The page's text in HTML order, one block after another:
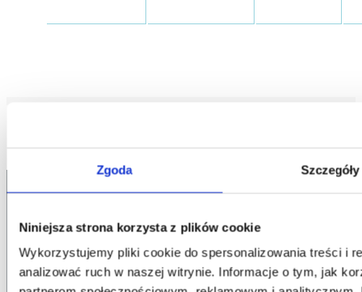
Zgoda Szczegóły
Niniejsza strona korzysta z plików cookie
Wykorzystujemy pliki cookie do spersonalizowania treści i
analizować ruch w naszej witrynie. Informacje o tym, jak
CENTRALA CONTENUR POLAND
Ul. Wojska Polskiego 18
39-300 Mielec, Polska